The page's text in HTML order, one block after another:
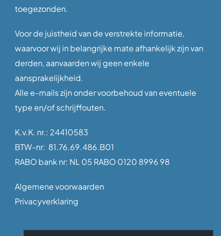
toegezonden.
Voor de juistheid van de verstrekte informatie,
waarvoor wij in belangrijke mate afhankelijk zijn van
derden, aanvaarden wij geen enkele
aansprakelijkheid.
Alle e-mails zijn onder voorbehoud van eventuele
type en/of schrijffouten.
K.v.K. nr.: 24410583
BTW-nr: 81.76.69.486.B01
RABO bank nr: NL 05 RABO 0120 8996 98
Algemene voorwaarden
Privacyverklaring